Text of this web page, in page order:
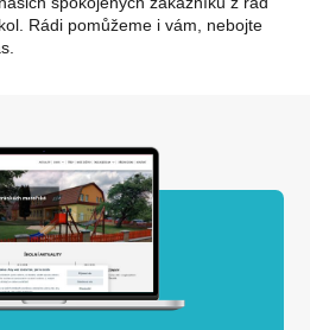
Rádi pomůžeme i vám, nebojte